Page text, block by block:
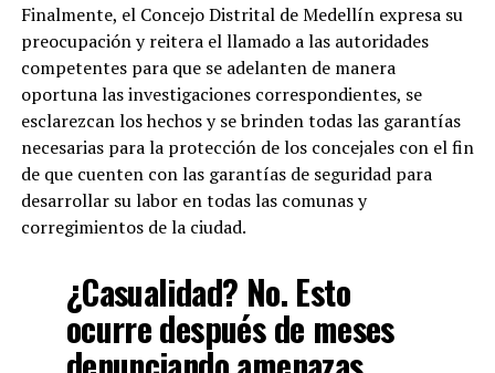
Finalmente, el Concejo Distrital de Medellín expresa su
preocupación y reitera el llamado a las autoridades
competentes para que se adelanten de manera
oportuna las investigaciones correspondientes, se
esclarezcan los hechos y se brinden todas las garantías
necesarias para la protección de los concejales con el fin
de que cuenten con las garantías de seguridad para
desarrollar su labor en todas las comunas y
corregimientos de la ciudad.
¿Casualidad? No. Esto
ocurre después de meses